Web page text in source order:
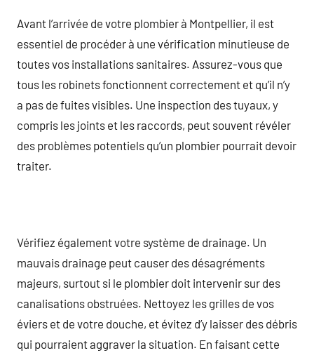
Avant l’arrivée de votre plombier à Montpellier, il est
essentiel de procéder à une vérification minutieuse de
toutes vos installations sanitaires. Assurez-vous que
tous les robinets fonctionnent correctement et qu’il n’y
a pas de fuites visibles. Une inspection des tuyaux, y
compris les joints et les raccords, peut souvent révéler
des problèmes potentiels qu’un plombier pourrait devoir
traiter.
Vérifiez également votre système de drainage. Un
mauvais drainage peut causer des désagréments
majeurs, surtout si le plombier doit intervenir sur des
canalisations obstruées. Nettoyez les grilles de vos
éviers et de votre douche, et évitez d’y laisser des débris
qui pourraient aggraver la situation. En faisant cette